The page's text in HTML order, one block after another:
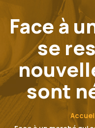
Face à
se
sont